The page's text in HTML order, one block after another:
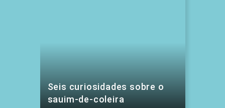
Seis curiosidades sobre o
sauim-de-coleira